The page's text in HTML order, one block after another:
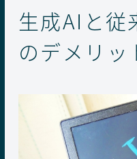
生成AIと従
のデメリッ